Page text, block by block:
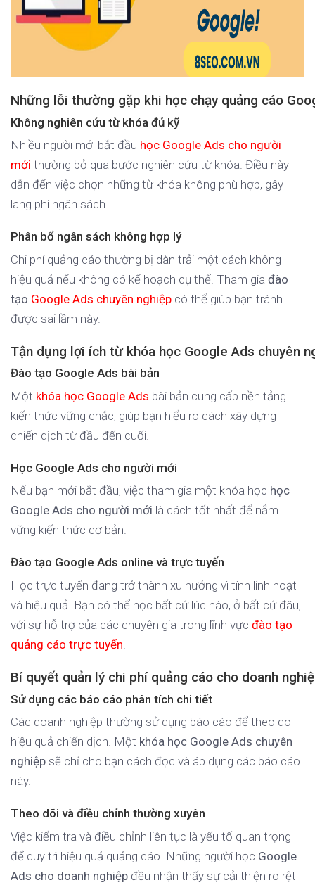
Những lỗi thường gặp khi học chạy quảng cáo
Không nghiên cứu từ khóa đủ kỹ
Nhiều người mới bắt đầu học Google Ads cho người
mới thường bỏ qua bước nghiên cứu từ khóa. Điều này
dẫn đến việc chọn những từ khóa không phù hợp, gây
lãng phí ngân sách.
Phân bổ ngân sách không hợp lý
Chi phí quảng cáo thường bị dàn trải một cách không
hiệu quả nếu không có kế hoạch cụ thể. Tham gia đào
tạo Google Ads chuyên nghiệp có thể giúp bạn tránh
được sai lầm này.
Tận dụng lợi ích từ khóa học Google Ads chuyên
Đào tạo Google Ads bài bản
Một khóa học Google Ads bài bản cung cấp nền tảng
kiến thức vững chắc, giúp bạn hiểu rõ cách xây dựng
chiến dịch từ đầu đến cuối.
Học Google Ads cho người mới
Nếu bạn mới bắt đầu, việc tham gia một khóa học học
Google Ads cho người mới là cách tốt nhất để nắm
vững kiến thức cơ bản.
Đào tạo Google Ads online và trực tuyến
Học trực tuyến đang trở thành xu hướng vì tính linh hoạt
và hiệu quả. Bạn có thể học bất cứ lúc nào, ở bất cứ đâu,
với sự hỗ trợ của các chuyên gia trong lĩnh vực đào tạo
quảng cáo trực tuyến
Bí quyết quản lý chi phí quảng cáo cho doanh
Sử dụng các báo cáo phân tích chi tiết
Các doanh nghiệp thường sử dụng báo cáo để theo dõi
hiệu quả chiến dịch. Một khóa học Google Ads chuyên
nghiệp sẽ chỉ cho bạn cách đọc và áp dụng các báo cáo
này.
Theo dõi và điều chỉnh thường xuyên
Việc kiểm tra và điều chỉnh liên tục là yếu tố quan trọng
để duy trì hiệu quả quảng cáo. Những người học Google
Ads cho doanh nghiệp đều nhận thấy sự cải thiện rõ rệt